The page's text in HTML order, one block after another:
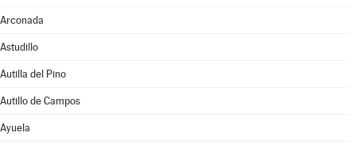
Arconada
Astudillo
Autilla del Pino
Autillo de Campos
Ayuela